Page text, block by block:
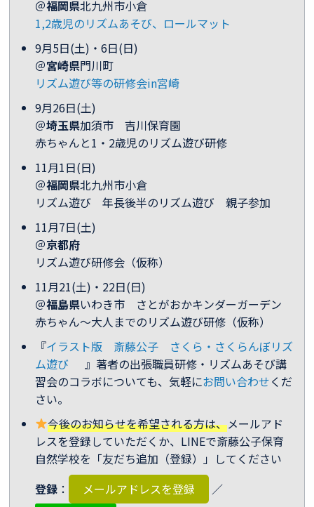
＠福岡県北九州市小倉
1,2歳児のリズムあそび、ロールマット
9月5日(土)・6日(日)
＠宮崎県門川町
リズム遊び等の研修会in宮崎
9月26日(土)
＠埼玉県加須市 吉川保育園
赤ちゃんと1・2歳児のリズム遊び研修
11月1日(日)
＠福岡県北九州市小倉
リズム遊び 年長後半のリズム遊び 親子参加
11月7日(土)
＠京都府
リズム遊び研修会（仮称）
11月21(土)・22日(日)
＠福島県いわき市 さとがおかキンダーガーデン
赤ちゃん～大人までのリズム遊び研修（仮称）
『イラスト版 斎藤公子 さくら・さくらんぼリズ
ム遊び
』著者の出張職員研修・リズムあそび講
習会のコラボについても、気軽にお問い合わせくだ
さい。
今後のお知らせを希望される方は、メールアド
レスを登録していただくか、LINEで斎藤公子保育
自然学校を「友だち追加（登録）」してください
登録 ： メールアドレスを登録 ／